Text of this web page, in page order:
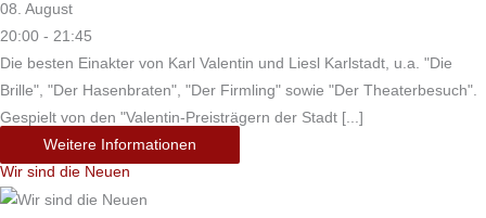
08. August
20:00 - 21:45
Die besten Einakter von Karl Valentin und Liesl Karlstadt, u.a. "Die
Brille", "Der Hasenbraten", "Der Firmling" sowie "Der Theaterbesuch".
Gespielt von den "Valentin-Preisträgern der Stadt [...]
Weitere Informationen
Wir sind die Neuen